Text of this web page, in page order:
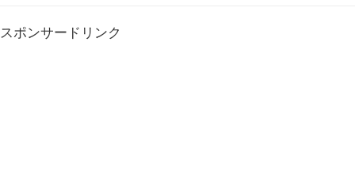
スポンサードリンク